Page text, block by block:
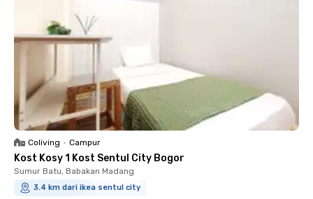
Coliving • Campur
Kost Kosy 1 Kost Sentul City Bogor
Sumur Batu, Babakan Madang
3.4 km dari ikea sentul city